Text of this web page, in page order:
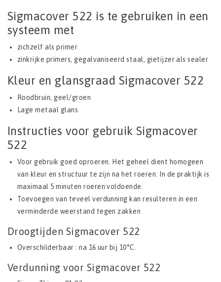
Sigmacover 522 is te gebruiken in een
systeem met
zichzelf als primer
zinkrijke primers, gegalvaniseerd staal, gietijzer als sealer
Kleur en glansgraad Sigmacover 522
Roodbruin, geel/groen
Lage metaal glans
Instructies voor gebruik Sigmacover
522
Voor gebruik goed oproeren. Het geheel dient homogeen
van kleur en structuur te zijn na het roeren. In de praktijk is
maximaal 5 minuten roeren voldoende.
Toevoegen van teveel verdunning kan resulteren in een
verminderde weerstand tegen zakken
Droogtijden Sigmacover 522
Overschilderbaar : na 16 uur bij 10°C.
Verdunning voor Sigmacover 522